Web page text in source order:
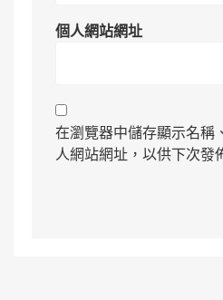
個人網站網址
在瀏覽器中儲存顯示名稱
人網站網址，以供下次發